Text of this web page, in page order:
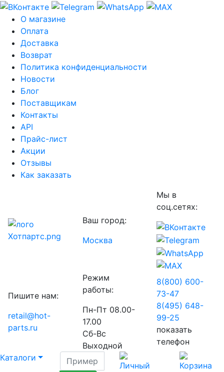
О магазине
Оплата
Доставка
Возврат
Политика конфиденциальности
Новости
Блог
Поставщикам
Контакты
API
Прайс-лист
Акции
Отзывы
Как заказать
Ваш город:
Москва
Мы в
соц.сетях:
Пишите нам:
retail@hot-
parts.ru
Режим
работы:
Пн-Пт 08.00-
17.00
Сб-Вс
Выходной
8(800) 600-
73-47
8(495) 648-
99-25
показать
телефон
Каталоги